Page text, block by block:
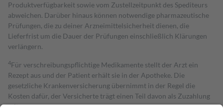
Produktverfügbarkeit sowie vom Zustellzeitpunkt des Spediteurs
abweichen. Darüber hinaus können notwendige pharmazeutische
Prüfungen, die zu deiner Arzneimittelsicherheit dienen, die
Lieferfrist um die Dauer der Prüfungen einschließlich Klärungen
verlängern.
4Für verschreibungspflichtige Medikamente stellt der Arzt ein
Rezept aus und der Patient erhält sie in der Apotheke. Die
gesetzliche Krankenversicherung übernimmt in der Regel die
Kosten dafür, der Versicherte trägt einen Teil davon als Zuzahlung
mit.